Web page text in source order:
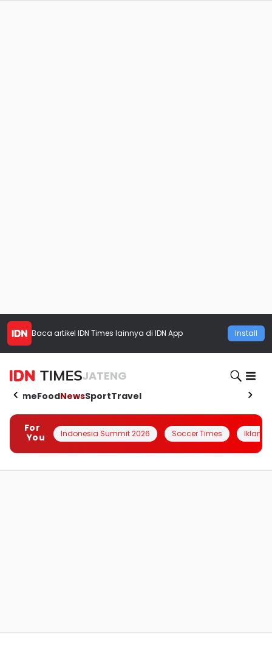
Baca artikel IDN Times lainnya di IDN App Install
JATENG
HomeFoodNewsSportTravel
For
You
Indonesia Summit 2026 Soccer Times Iklanin